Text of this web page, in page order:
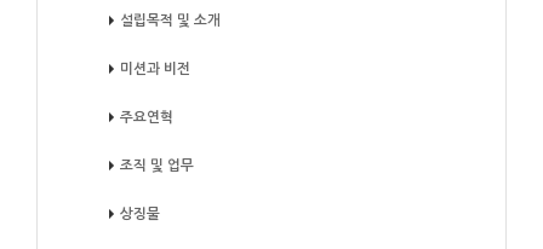
설립목적 및 소개
미션과 비전
주요연혁
조직 및 업무
상징물